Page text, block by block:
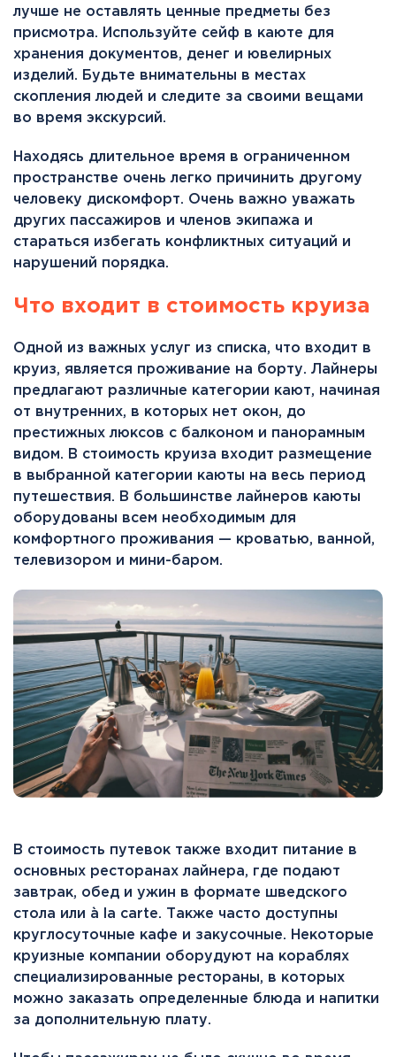
лучше не оставлять ценные предметы без
присмотра. Используйте сейф в каюте для
хранения документов, денег и ювелирных
изделий. Будьте внимательны в местах
скопления людей и следите за своими вещами
во время экскурсий.
Находясь длительное время в ограниченном
пространстве очень легко причинить другому
человеку дискомфорт. Очень важно уважать
других пассажиров и членов экипажа и
стараться избегать конфликтных ситуаций и
нарушений порядка.
Что входит в стоимость круиза
Одной из важных услуг из списка, что входит в
круиз, является проживание на борту. Лайнеры
предлагают различные категории кают, начиная
от внутренних, в которых нет окон, до
престижных люксов с балконом и панорамным
видом. В стоимость круиза входит размещение
в выбранной категории каюты на весь период
путешествия. В большинстве лайнеров каюты
оборудованы всем необходимым для
комфортного проживания — кроватью, ванной,
телевизором и мини-баром.
В стоимость путевок также входит питание в
основных ресторанах лайнера, где подают
завтрак, обед и ужин в формате шведского
стола или à la carte. Также часто доступны
круглосуточные кафе и закусочные. Некоторые
круизные компании оборудуют на кораблях
специализированные рестораны, в которых
можно заказать определенные блюда и напитки
за дополнительную плату.